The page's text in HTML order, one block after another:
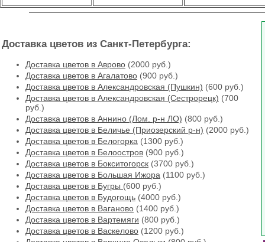
Доставка цветов из Санкт-Петербурга:
Доставка цветов в Аврово (2000 руб.)
Доставка цветов в Агалатово (900 руб.)
Доставка цветов в Александровская (Пушкин) (600 руб.)
Доставка цветов в Александровская (Сестрорецк) (700
руб.)
Доставка цветов в Аннино (Лом. р-н ЛО) (800 руб.)
Доставка цветов в Беличье (Приозерский р-н) (2000 руб.)
Доставка цветов в Белогорка (1300 руб.)
Доставка цветов в Белоостров (900 руб.)
Доставка цветов в Бокситогорск (3700 руб.)
Доставка цветов в Большая Ижора (1100 руб.)
Доставка цветов в Бугры (600 руб.)
Доставка цветов в Будогощь (4000 руб.)
Доставка цветов в Ваганово (1400 руб.)
Доставка цветов в Вартемяги (800 руб.)
Доставка цветов в Васкелово (1200 руб.)